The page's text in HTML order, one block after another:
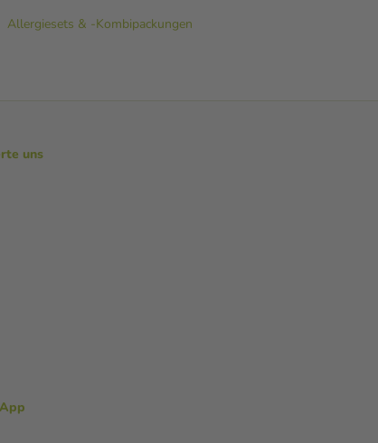
Allergiesets & -Kombipackungen
uns